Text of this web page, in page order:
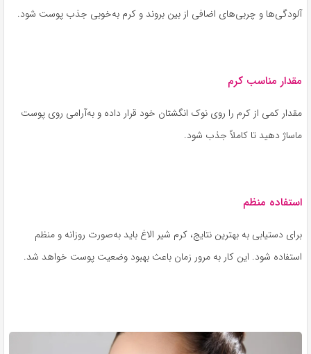
آلودگی‌ها و چربی‌های اضافی از بین بروند و کرم به‌خوبی جذب پوست شود.
مقدار مناسب کرم
مقدار کمی از کرم را روی نوک انگشتان خود قرار داده و به‌آرامی روی پوست
ماساژ دهید تا کاملاً جذب شود.
استفاده منظم
برای دستیابی به بهترین نتایج، کرم شیر الاغ باید به‌صورت روزانه و منظم
استفاده شود. این کار به مرور زمان باعث بهبود وضعیت پوست خواهد شد.